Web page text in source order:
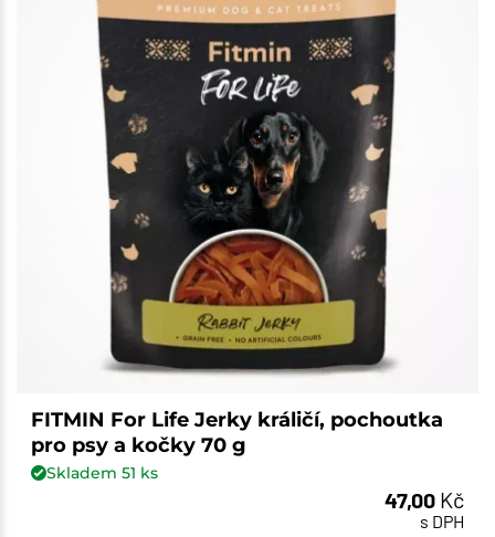
FITMIN For Life Jerky králičí, pochoutka
pro psy a kočky 70 g
Skladem 51 ks
47,00 Kč
s DPH